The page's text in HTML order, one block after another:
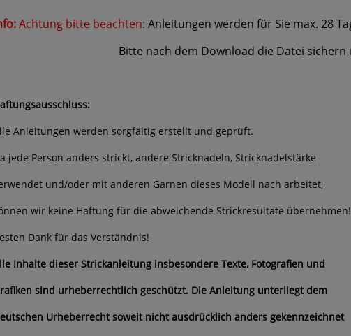
Achtung bitte beachten: Anleitungen werden für Sie max. 28
Bitte nach dem Download die Datei sichern und/
Anleitungen werden sorgfältig erstellt und geprüft.
jede Person anders strickt, andere Stricknadeln, Stricknadelstärke
und/oder mit anderen Garnen dieses Modell nach arbeitet,
wir keine Haftung für die abweichende Strickresultate übernehmen!
Dank für das Verständnis!
Inhalte dieser Strickanleitung insbesondere Texte, Fotografien und
sind urheberrechtlich geschützt. Die Anleitung unterliegt dem
Urheberrecht soweit nicht ausdrücklich anders gekennzeichnet